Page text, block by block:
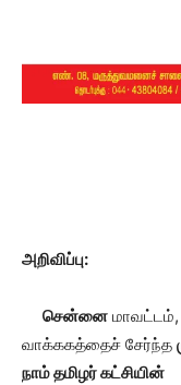
அறிவிப்பு:
சென்னை மாவட்டம்,
வாக்ககத்தைச் சேர்ந்த
நாம் தமிழர் கட்சியின்